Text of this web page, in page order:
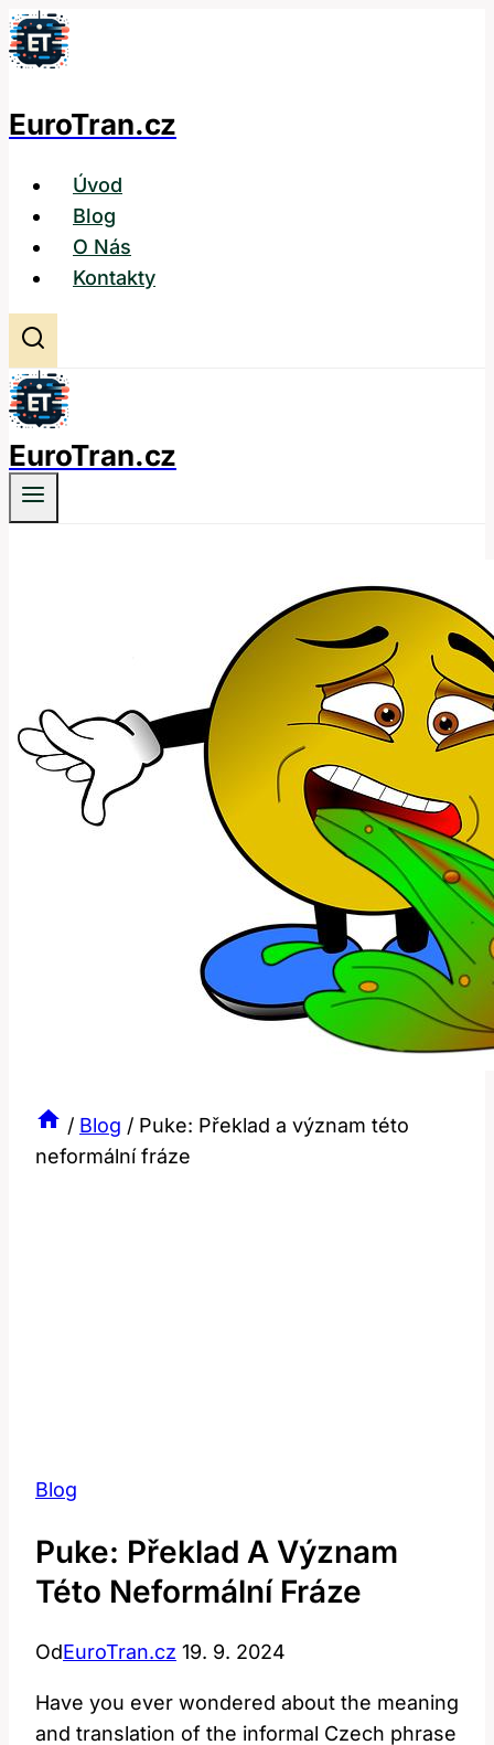
Přeskočit
na
EuroTran.cz
Úvod
Blog
O Nás
Kontakty
EuroTran.cz
/ Blog / Puke: Překlad a význam této
neformální fráze
Blog
Puke: Překlad A Význam
Této Neformální Fráze
OdEuroTran.cz 19. 9. 2024
Have you ever wondered about the meaning
and translation of the informal Czech phrase